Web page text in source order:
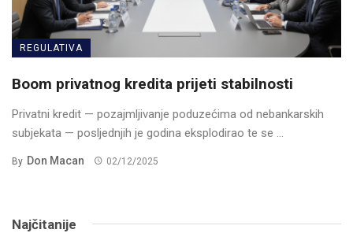
REGULATIVA
Boom privatnog kredita prijeti stabilnosti
Privatni kredit — pozajmljivanje poduzećima od nebankarskih
subjekata — posljednjih je godina eksplodirao te se ...
By Don Macan 02/12/2025
Najčitanije